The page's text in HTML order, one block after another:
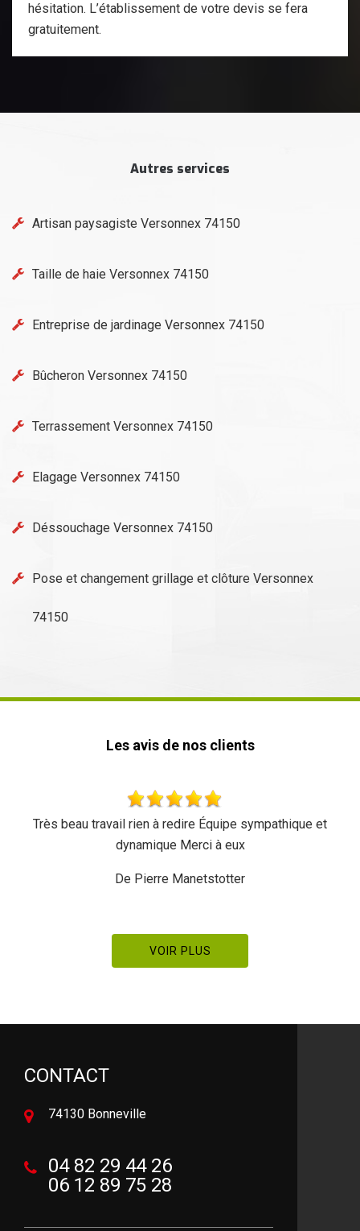
hésitation. L’établissement de votre devis se fera
gratuitement.
Autres services
Artisan paysagiste Versonnex 74150
Taille de haie Versonnex 74150
Entreprise de jardinage Versonnex 74150
Bûcheron Versonnex 74150
Terrassement Versonnex 74150
Elagage Versonnex 74150
Déssouchage Versonnex 74150
Pose et changement grillage et clôture Versonnex
74150
Les avis de nos clients
sympathique et
Très bon travail une équipe très
VOIR PLUS
CONTACT
74130 Bonneville
04 82 29 44 26
06 12 89 75 28